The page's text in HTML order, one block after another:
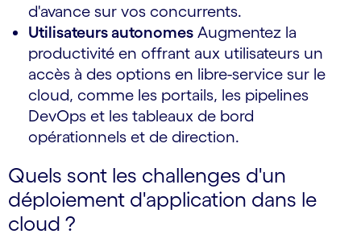
d'avance sur vos concurrents.
Utilisateurs autonomes Augmentez la
productivité en offrant aux utilisateurs un
accès à des options en libre-service sur le
cloud, comme les portails, les pipelines
DevOps et les tableaux de bord
opérationnels et de direction.
Quels sont les challenges d'un
déploiement d'application dans le
cloud ?